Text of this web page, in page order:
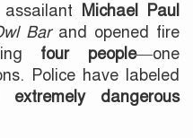
assailant
Michael Paul
Barand opened fire
four people—one
Police have labeled
dangerous